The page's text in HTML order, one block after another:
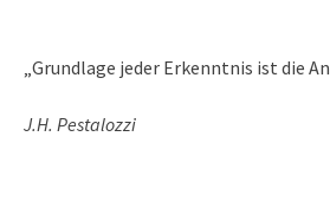
„Grundlage jeder Erkenntnis ist die
J.H. Pestalozzi